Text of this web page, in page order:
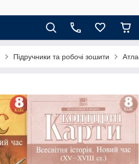
Підручники та робочі зошити